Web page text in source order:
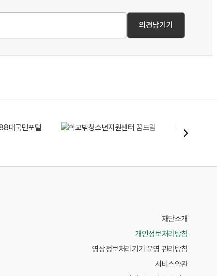
재단소개
개인정보처리방침
영상정보처리기기 운영 관리방침
서비스약관